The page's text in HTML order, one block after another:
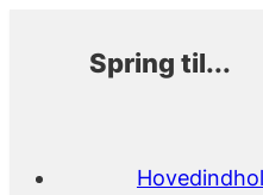
Spring til...